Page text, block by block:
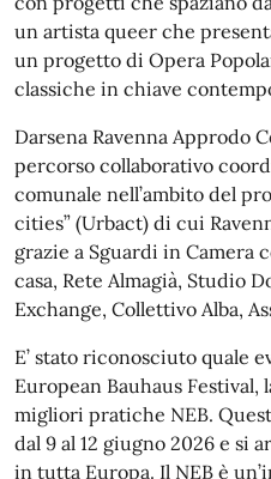
un artista queer che
un progetto di Opera
classiche in chiave
Darsena Ravenna Approdo
percorso collaborativo
comunale nell’ambito del
cities” (Urbact) di cui
grazie a Sguardi in Camera
casa, Rete Almagià, Studio
Exchange, Collettivo Alba,
E’ stato riconosciuto quale
European Bauhaus
migliori pratiche NEB.
dal 9 al 12 giugno 2026 e
in tutta Europa. Il NEB è